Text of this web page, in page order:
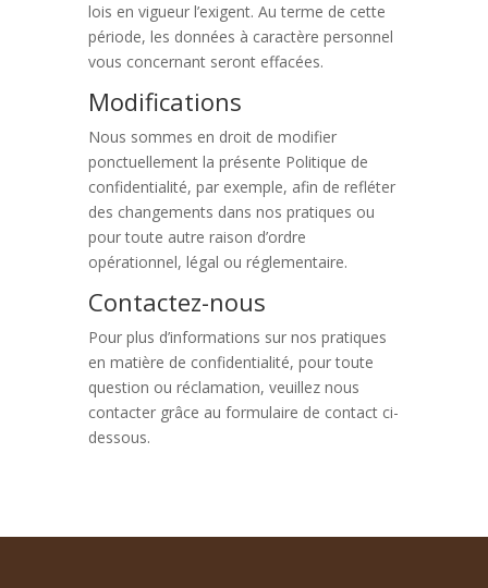
lois en vigueur l’exigent. Au terme de cette
période, les données à caractère personnel
vous concernant seront effacées.
Modifications
Nous sommes en droit de modifier
ponctuellement la présente Politique de
confidentialité, par exemple, afin de refléter
des changements dans nos pratiques ou
pour toute autre raison d’ordre
opérationnel, légal ou réglementaire.
Contactez-nous
Pour plus d’informations sur nos pratiques
en matière de confidentialité, pour toute
question ou réclamation, veuillez nous
contacter grâce au formulaire de contact ci-
dessous.